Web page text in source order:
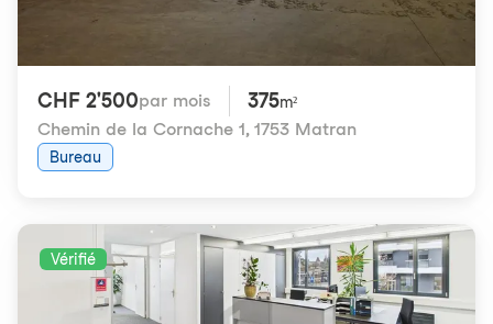
CHF 2'500par mois 375m²
Chemin de la Cornache 1, 1753 Matran
Bureau
Vérifié